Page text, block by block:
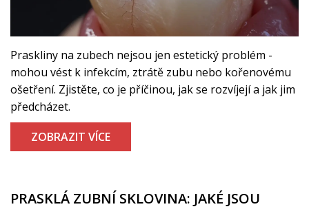
Praskliny na zubech nejsou jen estetický problém -
mohou vést k infekcím, ztrátě zubu nebo kořenovému
ošetření. Zjistěte, co je příčinou, jak se rozvíjejí a jak jim
předcházet.
ZOBRAZIT VÍCE
PRASKLÁ ZUBNÍ SKLOVINA: JAKÉ JSOU